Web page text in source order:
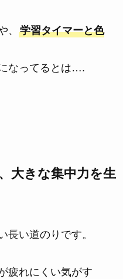
、
学習タイマーと色
なってるとは….
大きな集中力を生
長い道のりです。
疲れにくい気がす